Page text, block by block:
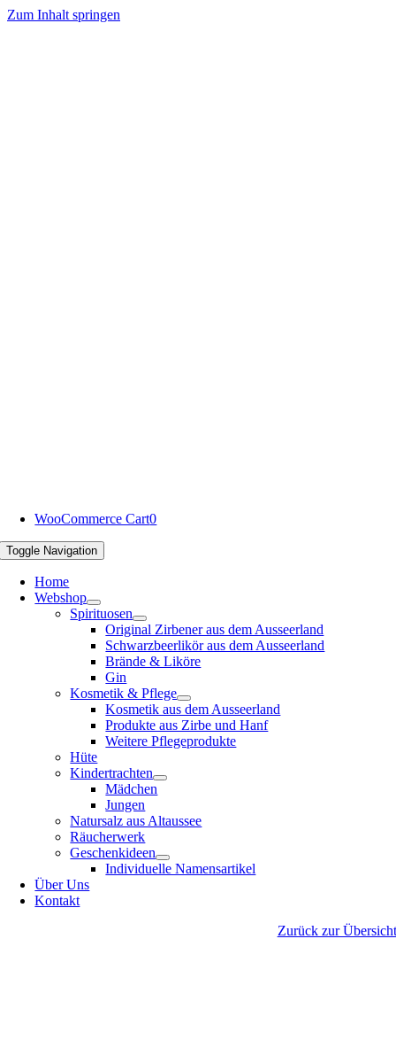
Zum Inhalt springen
WooCommerce Cart0
Toggle Navigation
Home
Webshop
Spirituosen
Original Zirbener aus dem Ausseerland
Schwarzbeerlikör aus dem Ausseerland
Brände & Liköre
Gin
Kosmetik & Pflege
Kosmetik aus dem Ausseerland
Produkte aus Zirbe und Hanf
Weitere Pflegeprodukte
Hüte
Kindertrachten
Mädchen
Jungen
Natursalz aus Altaussee
Räucherwerk
Geschenkideen
Individuelle Namensartikel
Über Uns
Kontakt
Zurück zur Übersicht